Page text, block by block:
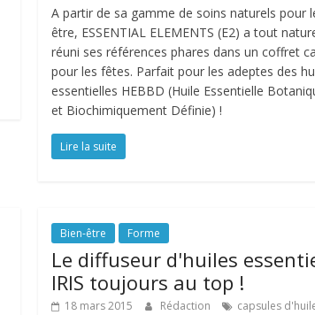
A partir de sa gamme de soins naturels pour
être, ESSENTIAL ELEMENTS (E2) a tout
réuni ses références phares dans un coffret
pour les fêtes. Parfait pour les adeptes des
essentielles HEBBD (Huile Essentielle
et Biochimiquement Définie) !
Lire la suite
Bien-être Forme
Le diffuseur d'huiles
IRIS toujours au top !
18 mars 2015 Rédaction
capsules